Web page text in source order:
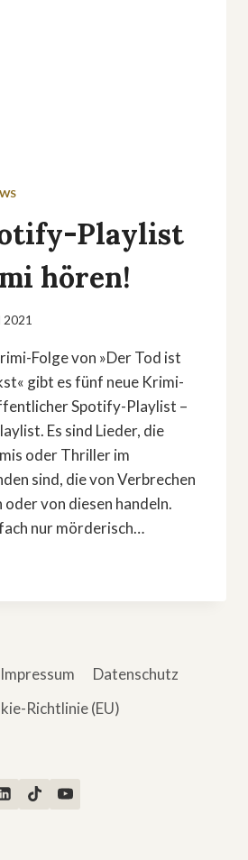
Playlist
hören!
2021
Folge von »Der Tod ist
gibt es fünf neue Krimi-
Spotify-Playlist –
Es sind Lieder, die
oder Thriller im
sind, die von Verbrechen
von diesen handeln.
nur mörderisch…
Impressum
Datenschutz
Richtlinie (EU)